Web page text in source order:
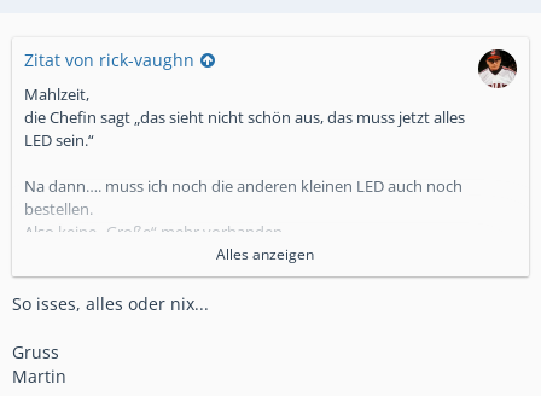
Zitat von rick-vaughn
Mahlzeit,
die Chefin sagt „das sieht nicht schön aus, das muss jetzt alles
LED sein.“
Na dann…. muss ich noch die anderen kleinen LED auch noch
bestellen.
Also keine „Große“ mehr vorhanden.
Gruß Carsten
Alles anzeigen
So isses, alles oder nix...
Gruss
Martin